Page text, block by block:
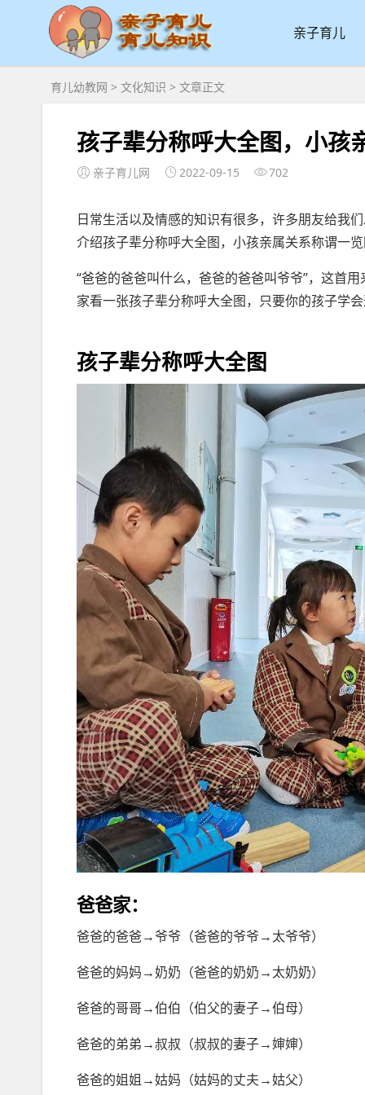
亲子育儿
育儿幼教网 > 文化知识 > 文章正文
孩子辈分称呼大全图，小孩
亲子育儿网 2022-09-15 702
日常生活以及情感的知识有很多，许多朋友给我
介绍孩子辈分称呼大全图，小孩亲属关系称谓一
“爸爸的爸爸叫什么，爸爸的爸爸叫爷爷”，这首
家看一张孩子辈分称呼大全图，只要你的孩子学
孩子辈分称呼大全图
爸爸家：
爸爸的爸爸→爷爷（爸爸的爷爷→太爷爷）
爸爸的妈妈→奶奶（爸爸的奶奶→太奶奶）
爸爸的哥哥→伯伯（伯父的妻子→伯母）
爸爸的弟弟→叔叔（叔叔的妻子→婶婶）
爸爸的姐姐→姑妈（姑妈的丈夫→姑父）